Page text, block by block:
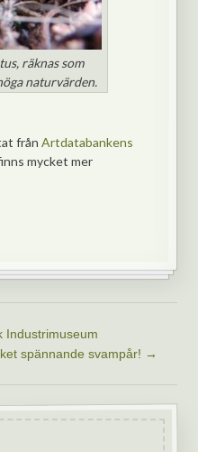
räknas som
naturvärden.
frånArtdatabankens
mycket mer
Industrimuseum
spännande svampår! →